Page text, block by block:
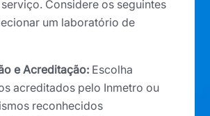
Considere os seguintes
um laboratório de
e Acreditação: Escolha
acreditados pelo Inmetro ou
reconhecidos